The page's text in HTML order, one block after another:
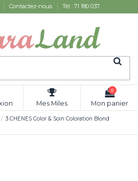
Contactez-nous Tél : 71 180 037
Mes Miles
0
Mon panier
3 CHENES Color & Soin Coloration Blond